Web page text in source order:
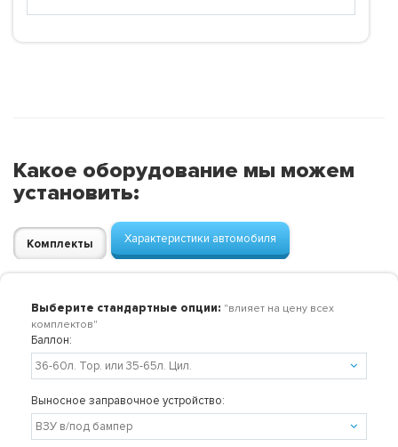
Какое оборудование мы можем
установить:
Комплекты Характеристики автомобиля
Выберите стандартные опции: "влияет на цену всех
комплектов"
Баллон:
Выносное заправочное устройство: